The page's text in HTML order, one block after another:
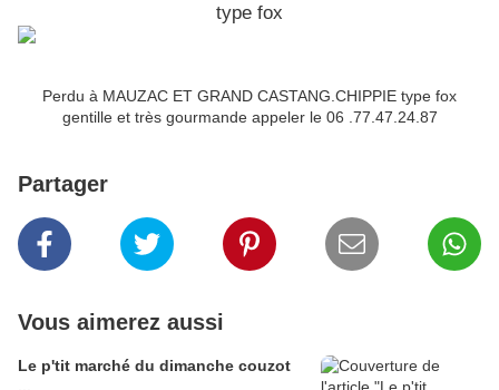
type fox
Perdu à MAUZAC ET GRAND CASTANG.CHIPPIE type fox
gentille et très gourmande appeler le 06 .77.47.24.87
Partager
Vous aimerez aussi
Le p'tit marché du dimanche couzot